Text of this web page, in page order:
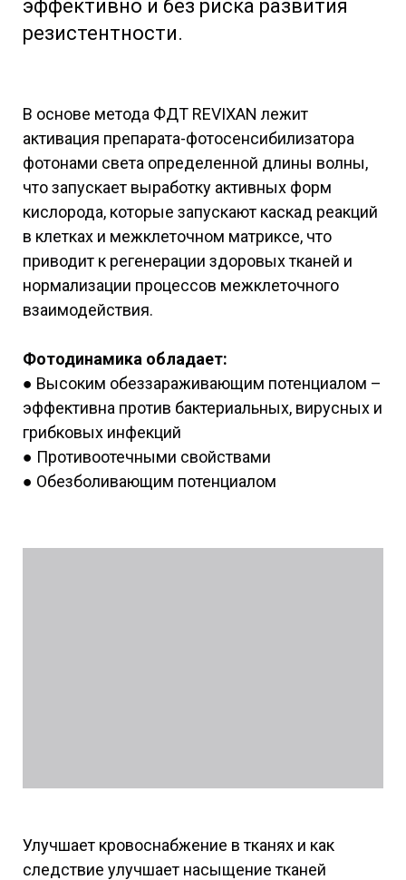
эффективно и без риска развития
резистентности.
В основе метода ФДТ REVIXAN лежит
активация препарата-фотосенсибилизатора
фотонами света определенной длины волны,
что запускает выработку активных форм
кислорода, которые запускают каскад реакций
в клетках и межклеточном матриксе, что
приводит к регенерации здоровых тканей и
нормализации процессов межклеточного
взаимодействия.
Фотодинамика обладает:
● Высоким обеззараживающим потенциалом –
эффективна против бактериальных, вирусных и
грибковых инфекций
● Противоотечными свойствами
● Обезболивающим потенциалом
Улучшает кровоснабжение в тканях и как
следствие улучшает насыщение тканей